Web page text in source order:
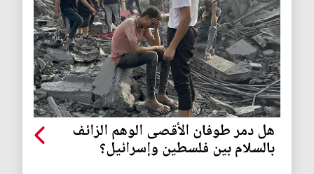
هل دمر طوفان الأقصى الوهم الزائف
بالسلام بين فلسطين وإسرائيل؟